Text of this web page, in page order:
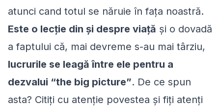
atunci cand totul se năruie în faţa noastră.
Este o lecţie din şi despre viaţă şi o dovadă
a faptului că, mai devreme s-au mai târziu,
lucrurile se leagă între ele pentru a
dezvalui “the big picture”. De ce spun
asta? Citiţi cu atenţie povestea şi fiţi atenţi